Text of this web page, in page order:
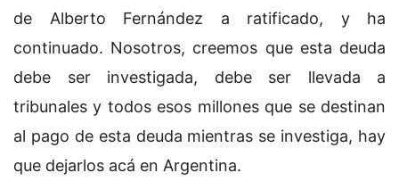
de Alberto Fernández a ratificado, y ha
continuado. Nosotros, creemos que esta deuda
debe ser investigada, debe ser llevada a
tribunales y todos esos millones que se destinan
al pago de esta deuda mientras se investiga, hay
que dejarlos acá en Argentina.